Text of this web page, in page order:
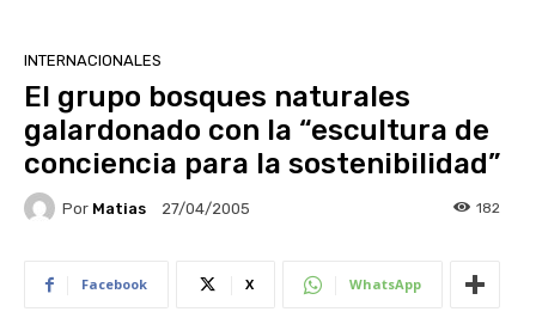
INTERNACIONALES
El grupo bosques naturales
galardonado con la “escultura de
conciencia para la sostenibilidad”
Por Matias 27/04/2005 182
Facebook X WhatsApp